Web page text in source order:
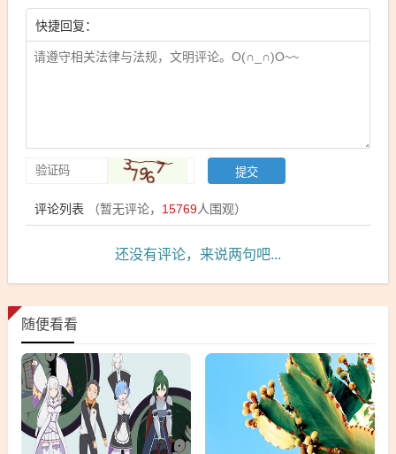
快捷回复：
评论列表 （暂无评论， 15769人围观）
还没有评论，来说两句吧...
随便看看